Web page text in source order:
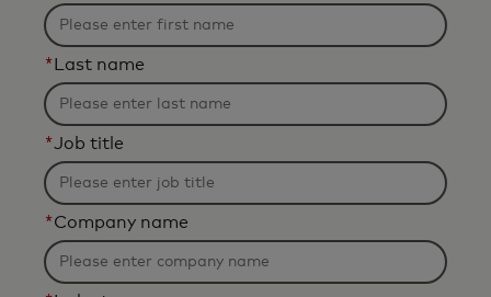
* Last name
*Job title
*Company name